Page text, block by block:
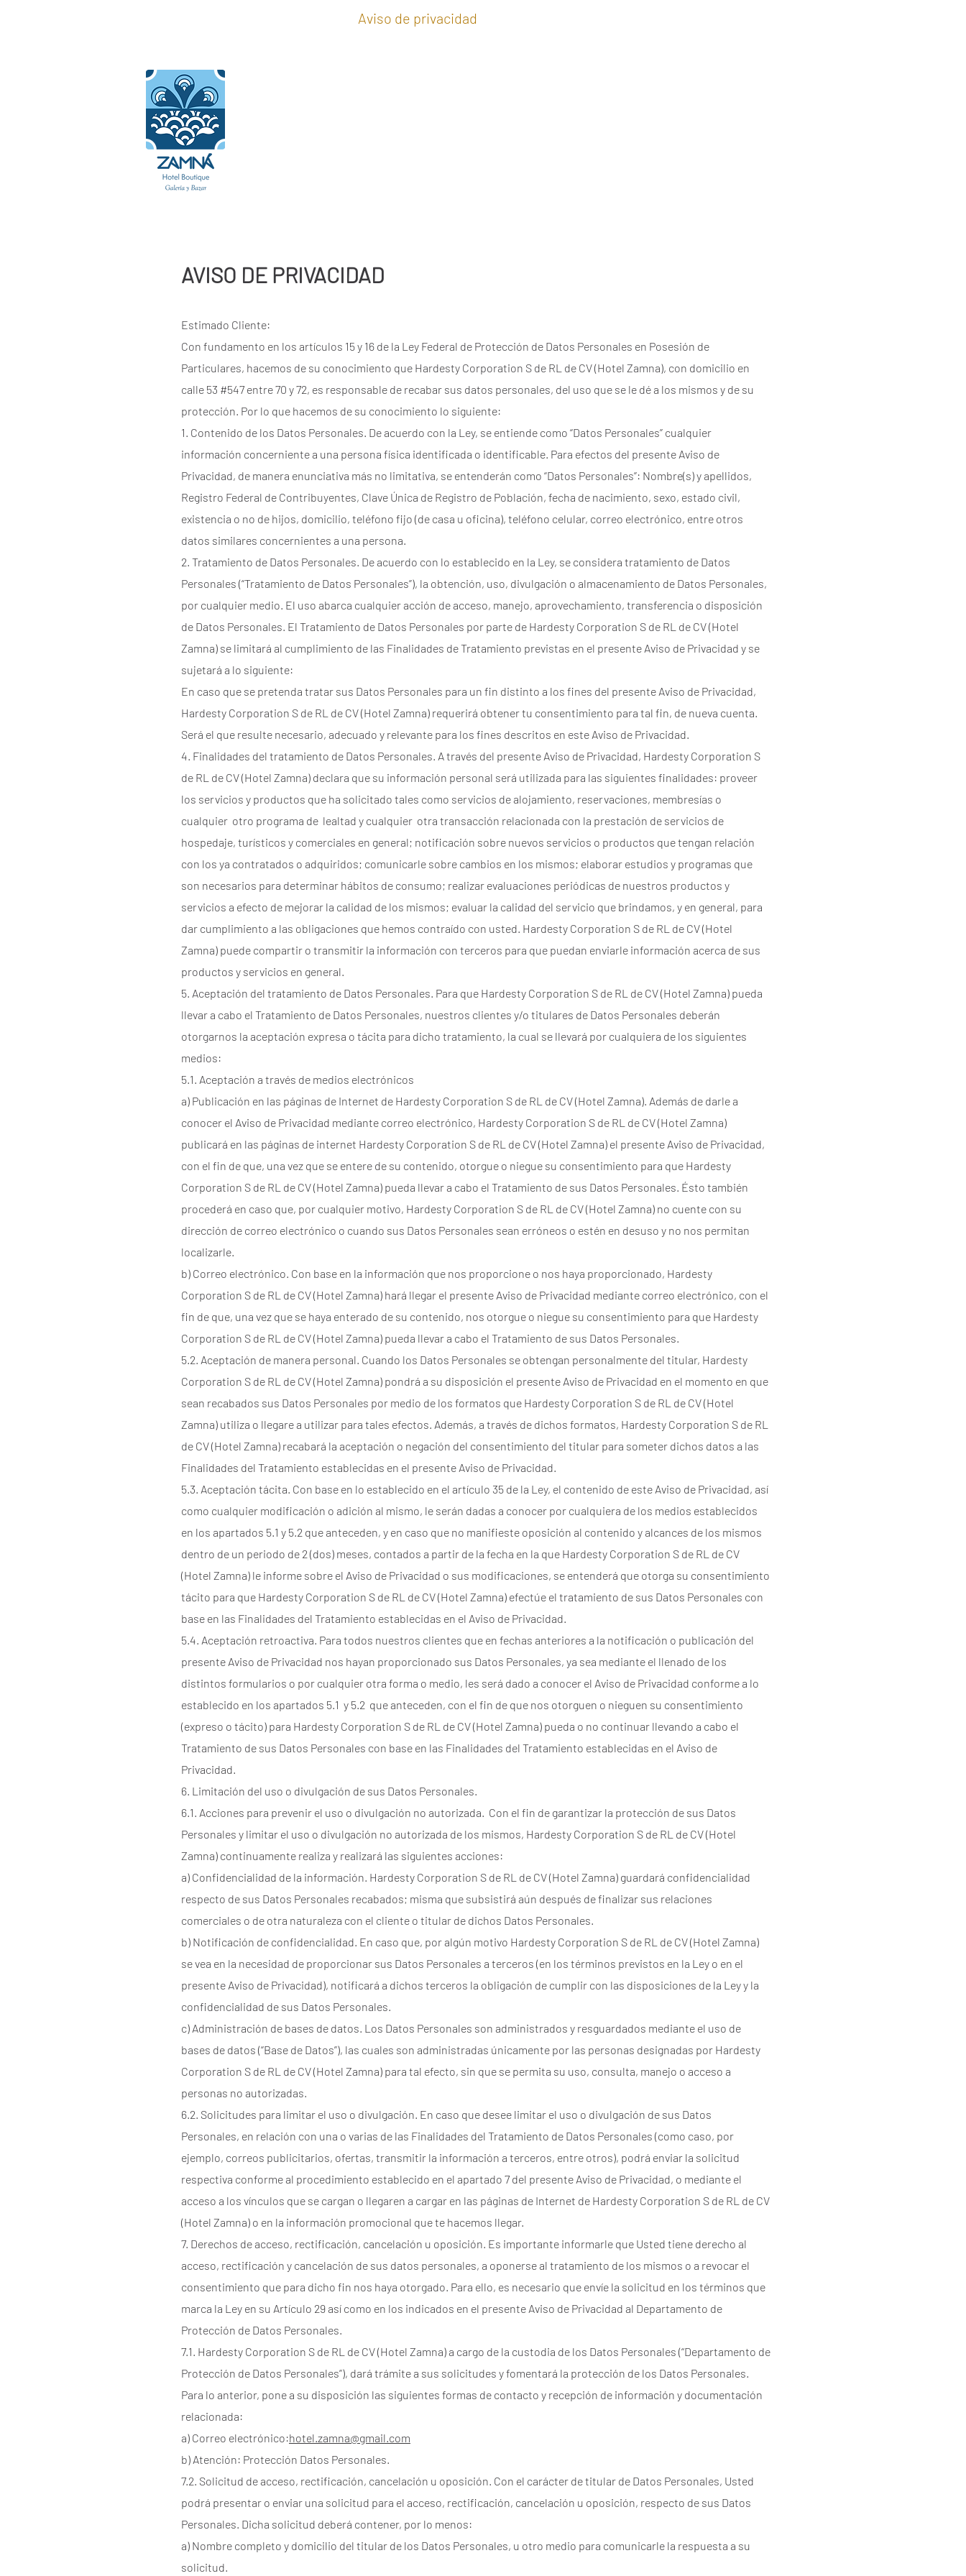
Aviso de privacidad
AVISO DE PRIVACIDAD
Estimado Cliente:
Con fundamento en los artículos 15 y 16 de la Ley Federal de Protección de Datos Personales en Posesión de
Particulares, hacemos de su conocimiento que Hardesty Corporation S de RL de CV (Hotel Zamna), con domicilio en
calle 53 #547 entre 70 y 72, es responsable de recabar sus datos personales, del uso que se le dé a los mismos y de su
protección. Por lo que hacemos de su conocimiento lo siguiente:
1. Contenido de los Datos Personales. De acuerdo con la Ley, se entiende como “Datos Personales” cualquier
información concerniente a una persona física identificada o identificable. Para efectos del presente Aviso de
Privacidad, de manera enunciativa más no limitativa, se entenderán como “Datos Personales”: Nombre(s) y apellidos,
Registro Federal de Contribuyentes, Clave Única de Registro de Población, fecha de nacimiento, sexo, estado civil,
existencia o no de hijos, domicilio, teléfono fijo (de casa u oficina), teléfono celular, correo electrónico, entre otros
datos similares concernientes a una persona.
2. Tratamiento de Datos Personales. De acuerdo con lo establecido en la Ley, se considera tratamiento de Datos
Personales (“Tratamiento de Datos Personales”), la obtención, uso, divulgación o almacenamiento de Datos Personales,
por cualquier medio. El uso abarca cualquier acción de acceso, manejo, aprovechamiento, transferencia o disposición
de Datos Personales. El Tratamiento de Datos Personales por parte de Hardesty Corporation S de RL de CV (Hotel
Zamna) se limitará al cumplimiento de las Finalidades de Tratamiento previstas en el presente Aviso de Privacidad y se
sujetará a lo siguiente:
En caso que se pretenda tratar sus Datos Personales para un fin distinto a los fines del presente Aviso de Privacidad,
Hardesty Corporation S de RL de CV (Hotel Zamna) requerirá obtener tu consentimiento para tal fin, de nueva cuenta.
Será el que resulte necesario, adecuado y relevante para los fines descritos en este Aviso de Privacidad.
4. Finalidades del tratamiento de Datos Personales. A través del presente Aviso de Privacidad, Hardesty Corporation S
de RL de CV (Hotel Zamna) declara que su información personal será utilizada para las siguientes finalidades: proveer
los servicios y productos que ha solicitado tales como servicios de alojamiento, reservaciones, membresías o
cualquier otro programa de lealtad y cualquier otra transacción relacionada con la prestación de servicios de
hospedaje, turísticos y comerciales en general; notificación sobre nuevos servicios o productos que tengan relación
con los ya contratados o adquiridos; comunicarle sobre cambios en los mismos; elaborar estudios y programas que
son necesarios para determinar hábitos de consumo; realizar evaluaciones periódicas de nuestros productos y
servicios a efecto de mejorar la calidad de los mismos; evaluar la calidad del servicio que brindamos, y en general, para
dar cumplimiento a las obligaciones que hemos contraído con usted. Hardesty Corporation S de RL de CV (Hotel
Zamna) puede compartir o transmitir la información con terceros para que puedan enviarle información acerca de sus
productos y servicios en general.
5. Aceptación del tratamiento de Datos Personales. Para que Hardesty Corporation S de RL de CV (Hotel Zamna) pueda
llevar a cabo el Tratamiento de Datos Personales, nuestros clientes y/o titulares de Datos Personales deberán
otorgarnos la aceptación expresa o tácita para dicho tratamiento, la cual se llevará por cualquiera de los siguientes
medios:
5.1. Aceptación a través de medios electrónicos
a) Publicación en las páginas de Internet de Hardesty Corporation S de RL de CV (Hotel Zamna). Además de darle a
conocer el Aviso de Privacidad mediante correo electrónico, Hardesty Corporation S de RL de CV (Hotel Zamna)
publicará en las páginas de internet Hardesty Corporation S de RL de CV (Hotel Zamna) el presente Aviso de Privacidad,
con el fin de que, una vez que se entere de su contenido, otorgue o niegue su consentimiento para que Hardesty
Corporation S de RL de CV (Hotel Zamna) pueda llevar a cabo el Tratamiento de sus Datos Personales. Ésto también
procederá en caso que, por cualquier motivo, Hardesty Corporation S de RL de CV (Hotel Zamna) no cuente con su
dirección de correo electrónico o cuando sus Datos Personales sean erróneos o estén en desuso y no nos permitan
localizarle.
b) Correo electrónico. Con base en la información que nos proporcione o nos haya proporcionado, Hardesty
Corporation S de RL de CV (Hotel Zamna) hará llegar el presente Aviso de Privacidad mediante correo electrónico, con el
fin de que, una vez que se haya enterado de su contenido, nos otorgue o niegue su consentimiento para que Hardesty
Corporation S de RL de CV (Hotel Zamna) pueda llevar a cabo el Tratamiento de sus Datos Personales.
5.2. Aceptación de manera personal. Cuando los Datos Personales se obtengan personalmente del titular, Hardesty
Corporation S de RL de CV (Hotel Zamna) pondrá a su disposición el presente Aviso de Privacidad en el momento en que
sean recabados sus Datos Personales por medio de los formatos que Hardesty Corporation S de RL de CV (Hotel
Zamna) utiliza o llegare a utilizar para tales efectos. Además, a través de dichos formatos, Hardesty Corporation S de RL
de CV (Hotel Zamna) recabará la aceptación o negación del consentimiento del titular para someter dichos datos a las
Finalidades del Tratamiento establecidas en el presente Aviso de Privacidad.
5.3. Aceptación tácita. Con base en lo establecido en el artículo 35 de la Ley, el contenido de este Aviso de Privacidad, así
como cualquier modificación o adición al mismo, le serán dadas a conocer por cualquiera de los medios establecidos
en los apartados 5.1 y 5.2 que anteceden, y en caso que no manifieste oposición al contenido y alcances de los mismos
dentro de un periodo de 2 (dos) meses, contados a partir de la fecha en la que Hardesty Corporation S de RL de CV
(Hotel Zamna) le informe sobre el Aviso de Privacidad o sus modificaciones, se entenderá que otorga su consentimiento
tácito para que Hardesty Corporation S de RL de CV (Hotel Zamna) efectúe el tratamiento de sus Datos Personales con
base en las Finalidades del Tratamiento establecidas en el Aviso de Privacidad.
5.4. Aceptación retroactiva. Para todos nuestros clientes que en fechas anteriores a la notificación o publicación del
presente Aviso de Privacidad nos hayan proporcionado sus Datos Personales, ya sea mediante el llenado de los
distintos formularios o por cualquier otra forma o medio, les será dado a conocer el Aviso de Privacidad conforme a lo
establecido en los apartados 5.1 y 5.2 que anteceden, con el fin de que nos otorguen o nieguen su consentimiento
(expreso o tácito) para Hardesty Corporation S de RL de CV (Hotel Zamna) pueda o no continuar llevando a cabo el
Tratamiento de sus Datos Personales con base en las Finalidades del Tratamiento establecidas en el Aviso de
Privacidad.
6. Limitación del uso o divulgación de sus Datos Personales.
6.1. Acciones para prevenir el uso o divulgación no autorizada. Con el fin de garantizar la protección de sus Datos
Personales y limitar el uso o divulgación no autorizada de los mismos, Hardesty Corporation S de RL de CV (Hotel
Zamna) continuamente realiza y realizará las siguientes acciones:
a) Confidencialidad de la información. Hardesty Corporation S de RL de CV (Hotel Zamna) guardará confidencialidad
respecto de sus Datos Personales recabados; misma que subsistirá aún después de finalizar sus relaciones
comerciales o de otra naturaleza con el cliente o titular de dichos Datos Personales.
b) Notificación de confidencialidad. En caso que, por algún motivo Hardesty Corporation S de RL de CV (Hotel Zamna)
se vea en la necesidad de proporcionar sus Datos Personales a terceros (en los términos previstos en la Ley o en el
presente Aviso de Privacidad), notificará a dichos terceros la obligación de cumplir con las disposiciones de la Ley y la
confidencialidad de sus Datos Personales.
c) Administración de bases de datos. Los Datos Personales son administrados y resguardados mediante el uso de
bases de datos (“Base de Datos”), las cuales son administradas únicamente por las personas designadas por Hardesty
Corporation S de RL de CV (Hotel Zamna) para tal efecto, sin que se permita su uso, consulta, manejo o acceso a
personas no autorizadas.
6.2. Solicitudes para limitar el uso o divulgación. En caso que desee limitar el uso o divulgación de sus Datos
Personales, en relación con una o varias de las Finalidades del Tratamiento de Datos Personales (como caso, por
ejemplo, correos publicitarios, ofertas, transmitir la información a terceros, entre otros), podrá enviar la solicitud
respectiva conforme al procedimiento establecido en el apartado 7 del presente Aviso de Privacidad, o mediante el
acceso a los vínculos que se cargan o llegaren a cargar en las páginas de Internet de Hardesty Corporation S de RL de CV
(Hotel Zamna) o en la información promocional que te hacemos llegar.
7. Derechos de acceso, rectificación, cancelación u oposición. Es importante informarle que Usted tiene derecho al
acceso, rectificación y cancelación de sus datos personales, a oponerse al tratamiento de los mismos o a revocar el
consentimiento que para dicho fin nos haya otorgado. Para ello, es necesario que envíe la solicitud en los términos que
marca la Ley en su Artículo 29 así como en los indicados en el presente Aviso de Privacidad al Departamento de
Protección de Datos Personales.
7.1. Hardesty Corporation S de RL de CV (Hotel Zamna) a cargo de la custodia de los Datos Personales (“Departamento de
Protección de Datos Personales”), dará trámite a sus solicitudes y fomentará la protección de los Datos Personales.
Para lo anterior, pone a su disposición las siguientes formas de contacto y recepción de información y documentación
relacionada:
a) Correo electrónico:hotel.zamna@gmail.com
b) Atención: Protección Datos Personales.
7.2. Solicitud de acceso, rectificación, cancelación u oposición. Con el carácter de titular de Datos Personales, Usted
podrá presentar o enviar una solicitud para el acceso, rectificación, cancelación u oposición, respecto de sus Datos
Personales. Dicha solicitud deberá contener, por lo menos:
a) Nombre completo y domicilio del titular de los Datos Personales, u otro medio para comunicarle la respuesta a su
solicitud.